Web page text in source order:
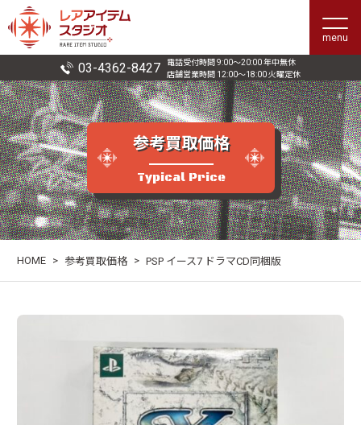
menu
03-4362-8427
電話受付時間 9:00〜20:00 年中無休
店舗営業時間 12:00〜18:00 火曜定休
参考買取価格
Typical Price
HOME > 参考買取価格 > PSP イース7 ドラマCD同梱版